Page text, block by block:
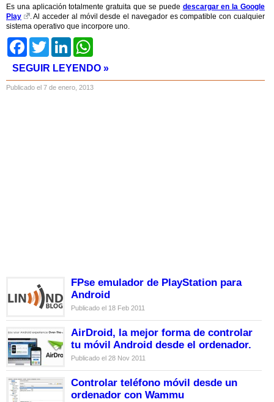
Es una aplicación totalmente gratuita que se puede descargar en la Google
Play
. Al acceder al móvil desde el navegador es compatible con cualquier
sistema operativo que incorpore uno.
FacebookTwitter LinkedIn
SEGUIR LEYENDO »
Publicado el 7 de enero, 2013
FPse emulador de PlayStation para
Android
Publicado el 18 Feb 2011
AirDroid, la mejor forma de controlar
tu móvil Android desde el ordenador.
Publicado el 28 Nov 2011
Controlar teléfono móvil desde un
ordenador con Wammu